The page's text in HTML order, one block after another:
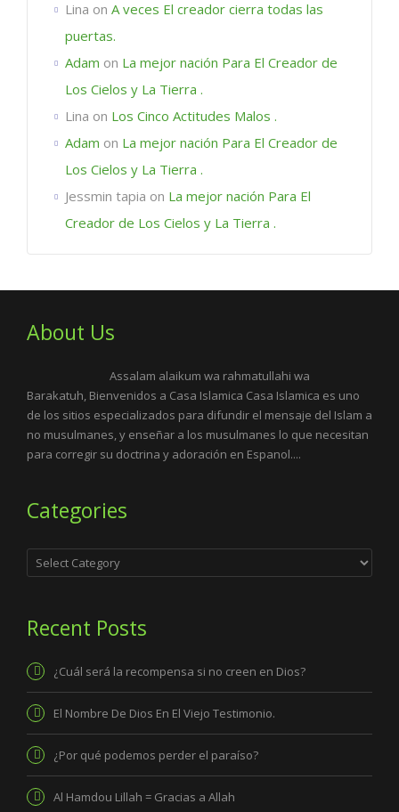
Lina on A veces El creador cierra todas las
puertas.
Adam on La mejor nación Para El Creador de
Los Cielos y La Tierra .
Lina on Los Cinco Actitudes Malos .
Adam on La mejor nación Para El Creador de
Los Cielos y La Tierra .
Jessmin tapia on La mejor nación Para El
Creador de Los Cielos y La Tierra .
About Us
Assalam alaikum wa rahmatullahi wa
Barakatuh, Bienvenidos a Casa Islamica Casa Islamica es uno
de los sitios especializados para difundir el mensaje del Islam a
no musulmanes, y enseñar a los musulmanes lo que necesitan
para corregir su doctrina y adoración en Espanol....
Categories
Categories
Recent Posts
¿Cuál será la recompensa si no creen en Dios?
El Nombre De Dios En El Viejo Testimonio.
¿Por qué podemos perder el paraíso?
Al Hamdou Lillah = Gracias a Allah